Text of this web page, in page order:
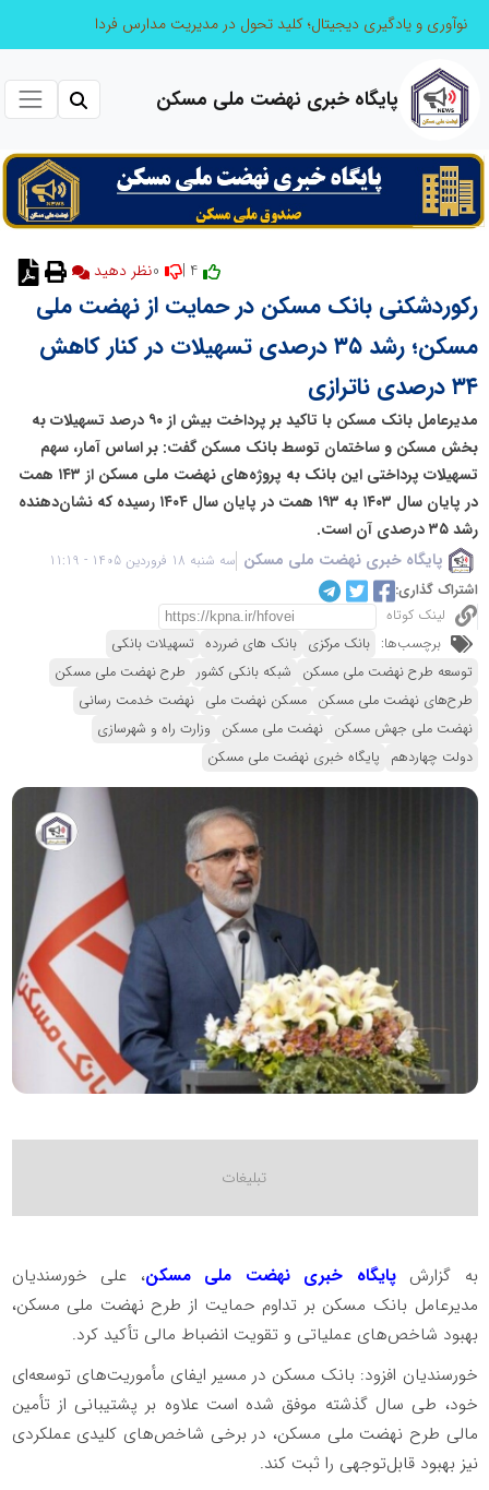
نوآوری و یادگیری دیجیتال؛ کلید تحول در مدیریت مدارس فردا
پایگاه خبری نهضت ملی مسکن
نظر دهید
رکوردشکنی بانک مسکن در حمایت از نهضت ملی
مسکن؛ رشد ۳۵ درصدی تسهیلات در کنار کاهش
۳۴ درصدی ناترازی
مدیرعامل بانک مسکن با تاکید بر پرداخت بیش از ۹۰ درصد تسهیلات به
بخش مسکن و ساختمان توسط بانک مسکن گفت: بر اساس آمار، سهم
تسهیلات پرداختی این بانک به پروژه‌های نهضت ملی مسکن از ۱۴۳ همت
در پایان سال ۱۴۰۳ به ۱۹۳ همت در پایان سال ۱۴۰۴ رسیده که نشان‌دهنده
رشد ۳۵ درصدی آن است.
پایگاه خبری نهضت ملی مسکن سه شنبه 18 فروردین 1405 - 11:19
اشتراک گذاری:
لینک کوتاه
برچسب‌ها: بانک مرکزی بانک های ضررده تسهیلات بانکی
توسعه طرح نهضت ملی مسکن شبکه بانکی کشور طرح نهضت ملی مسکن
طرح‌های نهضت ملی مسکن مسکن نهضت ملی نهضت خدمت رسانی
نهضت ملی جهش مسکن نهضت ملی مسکن وزارت راه و شهرسازی
دولت چهاردهم پایگاه خبری نهضت ملی مسکن
به گزارش پایگاه خبری نهضت ملی مسکن، علی خورسندیان
مدیرعامل بانک مسکن بر تداوم حمایت از طرح نهضت ملی مسکن،
بهبود شاخص‌های عملیاتی و تقویت انضباط مالی تأکید کرد.
خورسندیان افزود: بانک مسکن در مسیر ایفای مأموریت‌های توسعه‌ای
خود، طی سال گذشته موفق شده است علاوه بر پشتیبانی از تأمین
مالی طرح نهضت ملی مسکن، در برخی شاخص‌های کلیدی عملکردی
نیز بهبود قابل‌توجهی را ثبت کند.